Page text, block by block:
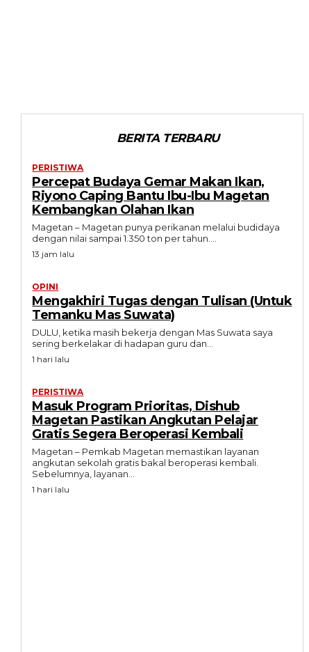
BERITA TERBARU
PERISTIWA
Percepat Budaya Gemar Makan Ikan,
Riyono Caping Bantu Ibu-Ibu Magetan
Kembangkan Olahan Ikan
Magetan – Magetan punya perikanan melalui budidaya
dengan nilai sampai 1.350 ton per tahun....
13 jam lalu
OPINI
Mengakhiri Tugas dengan Tulisan (Untuk
Temanku Mas Suwata)
DULU, ketika masih bekerja dengan Mas Suwata saya
sering berkelakar di hadapan guru dan...
1 hari lalu
PERISTIWA
Masuk Program Prioritas, Dishub
Magetan Pastikan Angkutan Pelajar
Gratis Segera Beroperasi Kembali
Magetan – Pemkab Magetan memastikan layanan
angkutan sekolah gratis bakal beroperasi kembali.
Sebelumnya, layanan...
1 hari lalu